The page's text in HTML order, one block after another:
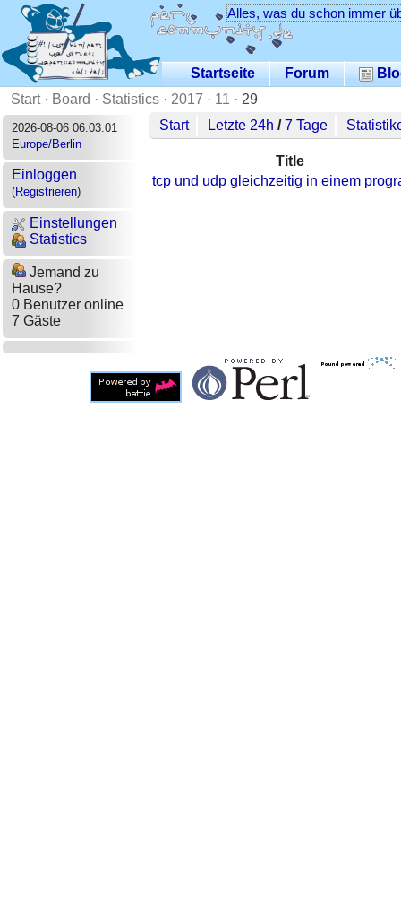
Alles, was du schon immer
Startseite Forum
Start· Board · Statistics · 2017 · 11 · 29
2026-08-06 06:03:01
Europe/Berlin
Einloggen
(Registrieren)
Einstellungen
Statistics
Jemand zu
Hause?
0 Benutzer online
7 Gäste
Start Letzte 24h /7 Tage
Title
tcp und udp gleichzeitig in einem